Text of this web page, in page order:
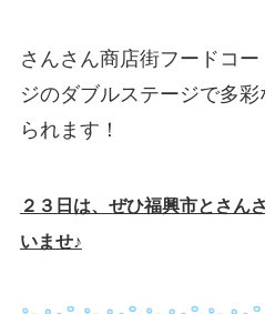
さんさん商店街フードコ
ジのダブルステージで多
られます！
２３日は、ぜひ福興市とさん
いませ♪